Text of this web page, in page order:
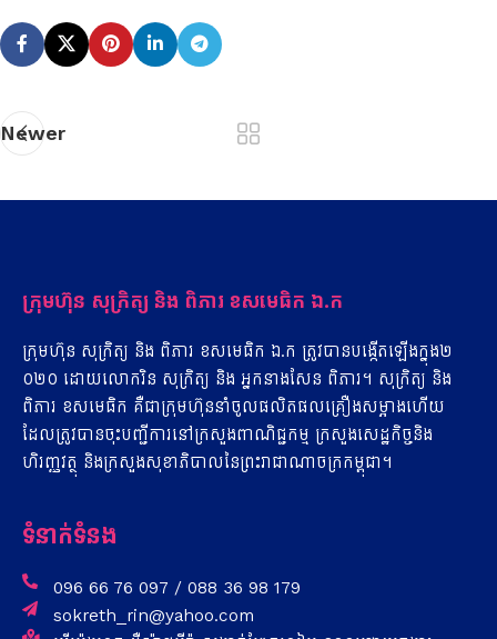
Newer
ក្រុមហ៊ុន​ សុ​ក្រិត្យ​ ​និង​ ពិ​ភារ​ ​ខ​ស​មេ​ធិ​ក​ ​ឯ​.​ក
ក្រុមហ៊ុន​ សុ​ក្រិត្យ​ ​និង​ ពិ​ភារ​ ​ខ​ស​មេ​ធិ​ក​ ​ឯ​.ក​ ​ត្រូវ​បាន​បង្កើត​ឡើង​ក្នុង​២​
០​២​០​ ​ដោយ​លោក​រិន​ សុ​ក្រិត្យ​ ​និង​ ​អ្នកនាង​សែន​ ពិ​ភារ។​ សុក្រិត្យ​ ​និង​
ពិ​ភារ​ ​ខ​ស​មេ​ធិ​ក​ ​គឺជា​ក្រុមហ៊ុន​នាំចូល​ផលិតផល​គ្រឿង​ស​ម្អា​ង​ហើយ
ដែល​ត្រូវ​បាន​ចុះ​បញ្ជីការ​នៅ​ក្រសួង​ពាណិជ្ជកម្ម​ ​ក្រសួងសេដ្ឋកិច្ច​និង​
ហិរញ្ញវត្ថុ​ ​និង​ក្រសួងសុខាភិបាល​នៃ​ព្រះរាជាណាចក្រកម្ពុជា។
ទំនាក់ទំនង
096 66 76 097 / 088 36 98 179
sokreth_rin@yahoo.com